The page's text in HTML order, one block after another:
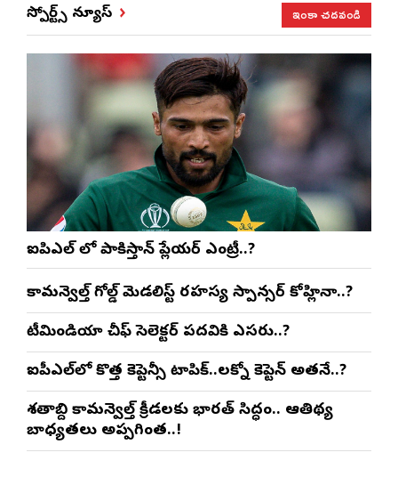
స్పోర్ట్స్ న్యూస్ ఇంకా చదవండి
ఐపిఎల్ లో పాకిస్తాన్ ప్లేయర్ ఎంట్రీ..?
కామన్వెల్త్ గోల్డ్ మెడలిస్ట్ రహస్య స్పాన్సర్ కోహ్లినా..?
టీమిండియా చీఫ్ సెలెక్టర్ పదవికి ఎసరు..?
ఐపీఎల్‌లో కొత్త కెప్టెన్సీ టాపిక్..లక్నో కెప్టెన్ అతనే..?
శతాబ్ది కామన్వెల్త్ క్రీడలకు భారత్ సిద్ధం.. ఆతిథ్య
బాధ్యతలు అప్పగింత..!